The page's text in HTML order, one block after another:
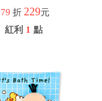
79 折 229元
紅利 1 點